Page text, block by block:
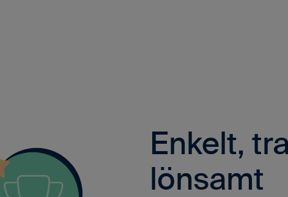
Enkelt,
lönsamt